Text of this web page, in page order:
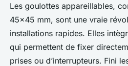
Les goulottes appareillables,
45x45 mm, sont une vraie
installations rapides. Elles
qui permettent de fixer
prises ou d’interrupteurs. Fini